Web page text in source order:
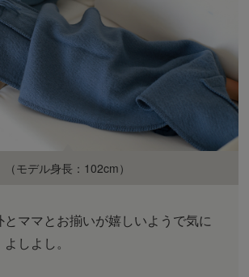
（モデル身長：102cm）
とママとお揃いが嬉しいようで気に
しよし。